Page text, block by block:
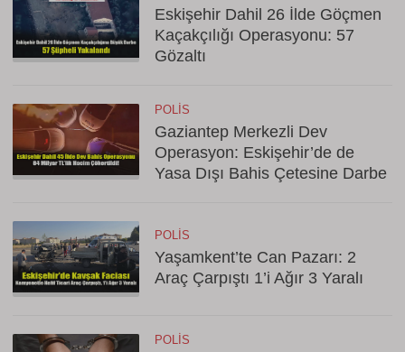
Eskişehir Dahil 26 İlde Göçmen
Kaçakçılığı Operasyonu: 57
Gözaltı
POLIS
Gaziantep Merkezli Dev
Operasyon: Eskişehir’de de
Yasa Dışı Bahis Çetesine Darbe
POLIS
Yaşamkent’te Can Pazarı: 2
Araç Çarpıştı 1’i Ağır 3 Yaralı
POLIS